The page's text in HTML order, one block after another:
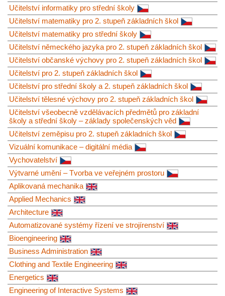
Učitelství informatiky pro střední školy
Učitelství matematiky pro 2. stupeň základních škol
Učitelství matematiky pro střední školy
Učitelství německého jazyka pro 2. stupeň základních škol
Učitelství občanské výchovy pro 2. stupeň základních škol
Učitelství pro 2. stupeň základních škol
Učitelství pro střední školy a 2. stupeň základních škol
Učitelství tělesné výchovy pro 2. stupeň základních škol
Učitelství všeobecně vzdělávacích předmětů pro základní
školy a střední školy – základy společenských věd
Učitelství zeměpisu pro 2. stupeň základních škol
Vizuální komunikace – digitální média
Vychovatelství
Výtvarné umění – Tvorba ve veřejném prostoru
Aplikovaná mechanika
Applied Mechanics
Architecture
Automatizované systémy řízení ve strojírenství
Bioengineering
Business Administration
Clothing and Textile Engineering
Energetics
Engineering of Interactive Systems